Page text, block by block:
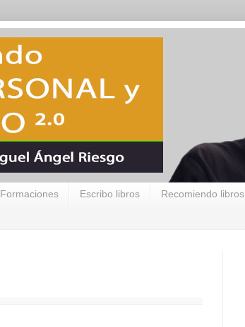
Formaciones Escribo libros Recomiendo libros